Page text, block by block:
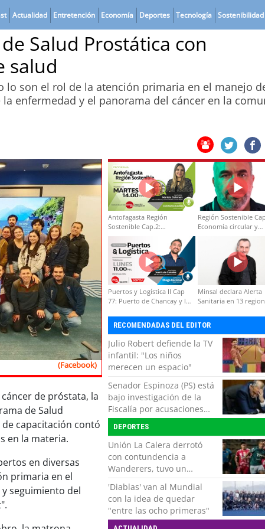
Actualidad Entretención Economía Deportes Tecnología Sostenibilidad
Salud Prostática con
salud
lo son el rol de la atención primaria en el manejo
enfermedad y el panorama del cáncer en la
(Facebook)
de próstata, la
de Salud
capacitación contó
en la materia.
en diversas
primaria en el
seguimiento del
Antofagasta Región
Sostenible Cap.2:
Educación ambiental y
formación de capacidades
técnicas
Región Sostenible
Economía circular y
Puertos y Logística II Cap
77: Puerto de Chancay y la
Minsal declara Alerta
Sanitaria en 13
RECOMENDADAS DEL EDITOR
Julio Robert defiende la TV
infantil: "Los niños
merecen un espacio"
Senador Espinoza (PS) está
bajo investigación de la
Fiscalía por acusaciones
cruzadas de agresión con
su pareja
DEPORTES
Unión La Calera derrotó
con contundencia a
Wanderers, tuvo un
respiro y clasificó en Copa
Chile
'Diablas' van al Mundial
con la idea de quedar
"entre las ocho primeras"